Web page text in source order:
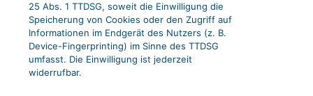
25 Abs. 1 TTDSG, soweit die Einwilligung die
Speicherung von Cookies oder den Zugriff auf
Informationen im Endgerät des Nutzers (z. B.
Device-Fingerprinting) im Sinne des TTDSG
umfasst. Die Einwilligung ist jederzeit
widerrufbar.